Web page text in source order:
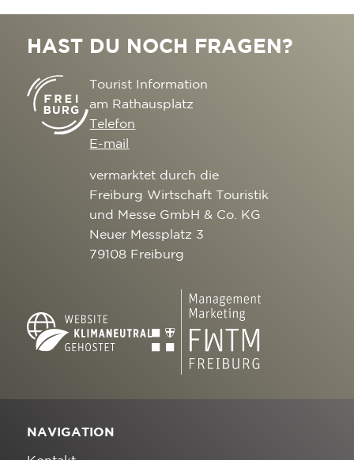
HAST DU NOCH FRAGEN?
Tourist Information
am Rathausplatz
Telefon
E-mail
vermarktet durch die
Freiburg Wirtschaft Touristik
und Messe GmbH & Co. KG
Neuer Messplatz 3
79108 Freiburg
NAVIGATION